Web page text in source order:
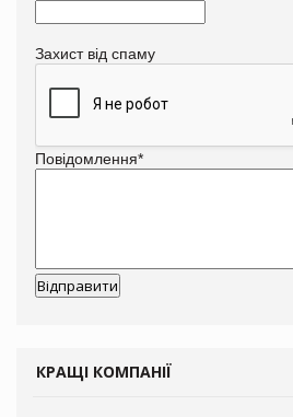
Захист від спаму
Повідомлення*
КРАЩІ КОМПАНІЇ